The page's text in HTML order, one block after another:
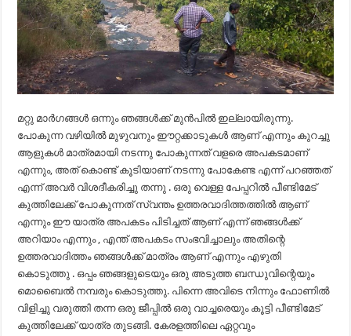
മറ്റു മാർഗങ്ങൾ ഒന്നും ഞങ്ങൾക്ക് മുൻപിൽ ഇല്ലായിരുന്നു.
പോകുന്ന വഴിയിൽ മുഴുവനും ഈറ്റക്കാടുകൾ ആണ് എന്നും കുറച്ചു
ആളുകൾ മാത്രമായി നടന്നു പോകുന്നത് വളരെ അപകടമാണ്
എന്നും, അത് കൊണ്ട് കൂടിയാണ് നടന്നു പോകേണ്ട എന്ന് പറഞ്ഞത്
എന്ന് അവർ വിശദീകരിച്ചു തന്നു . ഒരു വെള്ള പേപ്പറിൽ പീണ്ടിമേട്‌
കുത്തിലേക്ക്‌ പോകുന്നത് സ്വന്തം ഉത്തരവാദിത്തത്തിൽ ആണ്
എന്നും ഈ യാത്ര അപകടം പിടിച്ചത് ആണ് എന്ന് ഞങ്ങൾക്ക്
അറിയാം എന്നും , എന്ത് അപകടം സംഭവിച്ചാലും അതിന്റെ
ഉത്തരവാദിത്തം ഞങ്ങൾക്ക് മാത്രം ആണ് എന്നും എഴുതി
കൊടുത്തു . ഒപ്പം ഞങ്ങളുടെയും ഒരു അടുത്ത ബന്ധുവിന്റെയും
മൊബൈൽ നമ്പരും കൊടുത്തു. പിന്നെ അവിടെ നിന്നും ഫോണിൽ
വിളിച്ചു വരുത്തി തന്ന ഒരു ജീപ്പിൽ ഒരു വാച്ചരെയും കൂട്ടി പീണ്ടിമേട്‌
കുത്തിലേക്ക്‌ യാത്ര തുടങ്ങി. കേരളത്തിലെ ഏറ്റവും